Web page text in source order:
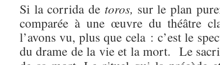
Si la corrida de toros, sur le plan
comparée à une œuvre du théâtre
l’avons vu, plus que cela : c’est le
du drame de la vie et la mort. Le